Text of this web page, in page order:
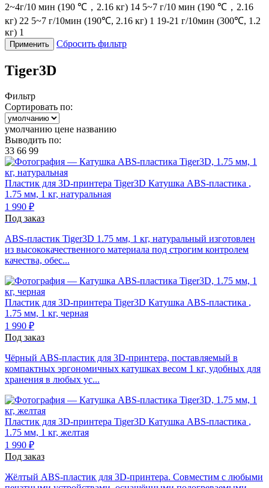
2~4г/10 мин (190 ℃，2.16 кг) 14 5~7 г/10 мин (190 ℃，2.16
кг) 22 5~7 г/10мин (190℃, 2.16 кг) 1 19-21 г/10мин (300℃, 1.2
кг) 1
Применить Сбросить фильтр
Tiger3D
Фильтр
Сортировать по:
умолчанию цене названию
Выводить по:
33 66 99
Пластик для 3D-принтера Tiger3D Катушка ABS-пластика ,
1.75 мм, 1 кг, натуральная
1 990 ₽
Под заказ
ABS-пластик Tiger3D 1.75 мм, 1 кг, натуральный изготовлен
из высококачественного материала под строгим контролем
качества, обес...
Пластик для 3D-принтера Tiger3D Катушка ABS-пластика ,
1.75 мм, 1 кг, черная
1 990 ₽
Под заказ
Чёрный ABS-пластик для 3D-принтера, поставляемый в
компактных эргономичных катушках весом 1 кг, удобных для
хранения в любых ус...
Пластик для 3D-принтера Tiger3D Катушка ABS-пластика ,
1.75 мм, 1 кг, желтая
1 990 ₽
Под заказ
Жёлтый ABS-пластик для 3D-принтера. Совместим с любыми